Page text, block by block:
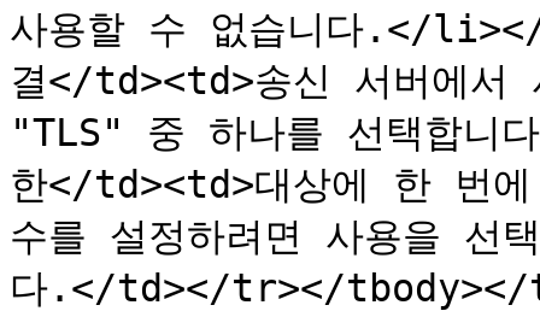
사용할 수 없습니다.</
결</td><td>송신 서버에서
"TLS" 중 하나를 선택합
한</td><td>대상에 한 번
수를 설정하려면 사용을 선
다.</td></tr></